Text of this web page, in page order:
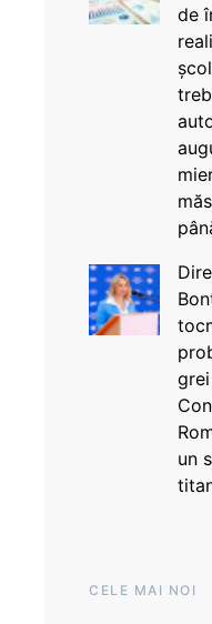
de
un
CELE MAI NOI